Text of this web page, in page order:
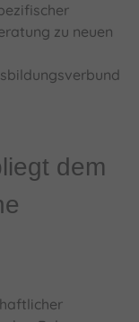
zu neuen
dem